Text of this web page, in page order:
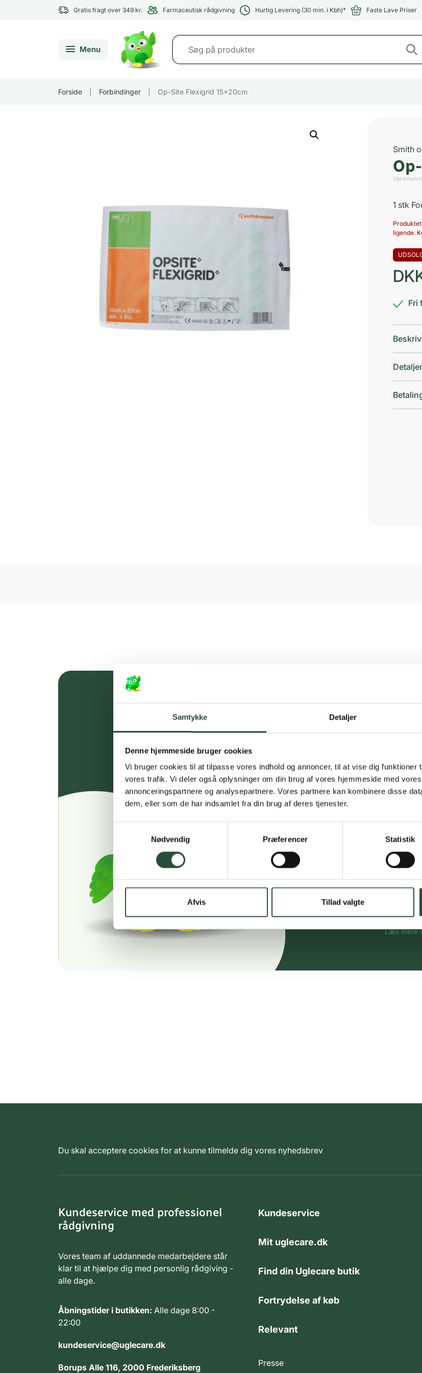
Samtykke Detaljer
Denne hjemmeside bruger cookies
Vi bruger cookies til at tilpasse vores indhold og annoncer, til at vise dig funktioner
vores trafik. Vi deler også oplysninger om din brug af vores hjemmeside med
annonceringspartnere og analysepartnere. Vores partnere kan kombinere disse
dem, eller som de har indsamlet fra din brug af deres tjenester.
Nødvendig
Præferencer Statistik
Afvis Tillad valgte
Gratis fragt over 349 kr. Farmaceutisk rådgivning Hurtig Levering (30 min. i Kbh)* Faste Lave Priser
Menu
Forside Forbindinger Op-Site Flexigrid 15x20cm
Smith
1 stk
ligende.
Fri
Detaljer
Få hjælp
Faste
*Gælder
Stort
Vi
Læs mere
Du skal acceptere cookies for at kunne tilmelde dig vores nyhedsbrev
Kundeservice med professionel
rådgivning
Vores team af uddannede medarbejdere står
klar til at hjælpe dig med personlig rådgiving -
alle dage.
Åbningstider i butikken: Alle dage 8:00 -
22:00
kundeservice@uglecare.dk
Borups Alle 116, 2000 Frederiksberg
Kundeservice
Mit uglecare.dk
Find din Uglecare butik
Fortrydelse af køb
Relevant
Presse